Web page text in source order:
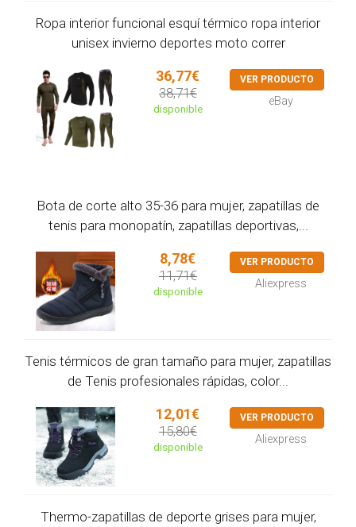
Ropa interior funcional esquí térmico ropa interior
unisex invierno deportes moto correr
36,77€
38,71€
disponible
VER PRODUCTO
eBay
Bota de corte alto 35-36 para mujer, zapatillas de
tenis para monopatín, zapatillas deportivas,...
8,78€
11,71€
disponible
VER PRODUCTO
Aliexpress
Tenis térmicos de gran tamaño para mujer, zapatillas
de Tenis profesionales rápidas, color...
12,01€
15,80€
disponible
VER PRODUCTO
Aliexpress
Thermo-zapatillas de deporte grises para mujer,